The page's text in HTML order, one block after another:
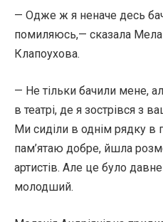
— Одже ж я неначе десь
помиляюсь,— сказала
Клапоухова.
— Не тільки бачили мене,
в театрі, де я зострівся з
Ми сиділи в однім рядку в
пам’ятаю добре, йшла
артистів. Але це було
молодший.